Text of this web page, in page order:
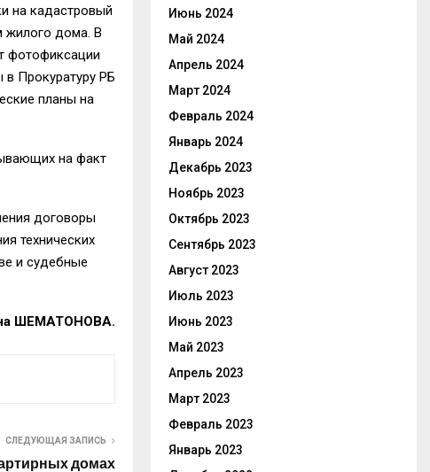
на кадастровый
жилого дома. В
фотофиксации
Прокуратуру РБ
планы на
на факт
договоры
технических
и судебные
ШЕМАТОНОВА.
СЛЕДУЮЩАЯ ЗАПИСЬ
домах
Июнь 2024
Май 2024
Апрель 2024
Март 2024
Февраль 2024
Январь 2024
Декабрь 2023
Ноябрь 2023
Октябрь 2023
Сентябрь 2023
Август 2023
Июль 2023
Июнь 2023
Май 2023
Апрель 2023
Март 2023
Февраль 2023
Январь 2023